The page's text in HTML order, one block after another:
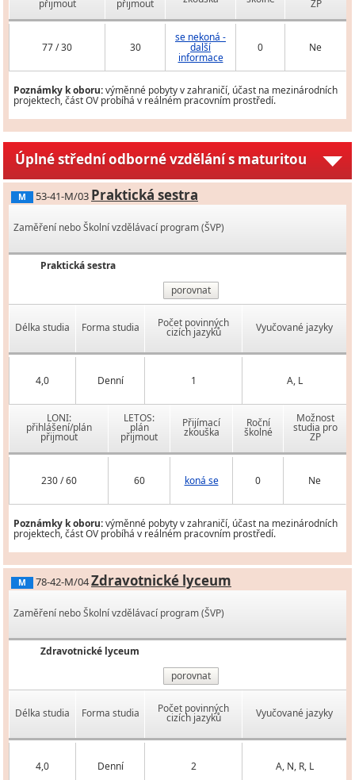
přijmout přijmout ZP
77 / 30 30
se nekoná -
další
informace
0 Ne
Poznámky k oboru:výměnné pobyty v zahraničí, účast na mezinárodních
projektech, část OV probíhá v reálném pracovním prostředí.
Úplné střední odborné vzdělání s maturitou
M 53-41-M/03 Praktická sestra
Zaměření nebo Školní vzdělávací program (ŠVP)
Praktická sestra
porovnat
Délka studia Forma studia Počet povinných
cizích jazyků Vyučované jazyky
4,0 Denní 1 A, L
LONI:
přihlášení/plán
přijmout
LETOS:
plán
přijmout
Přijímací
zkouška
Roční
školné
Možnost
studia pro
ZP
230 / 60 60 koná se 0 Ne
Poznámky k oboru:výměnné pobyty v zahraničí, účast na mezinárodních
projektech, část OV probíhá v reálném pracovním prostředí.
M 78-42-M/04Zdravotnické lyceum
Zaměření nebo Školní vzdělávací program (ŠVP)
Zdravotnické lyceum
porovnat
Délka studia Forma studia Počet povinných
cizích jazyků Vyučované jazyky
4,0 Denní 2 A, N, R, L